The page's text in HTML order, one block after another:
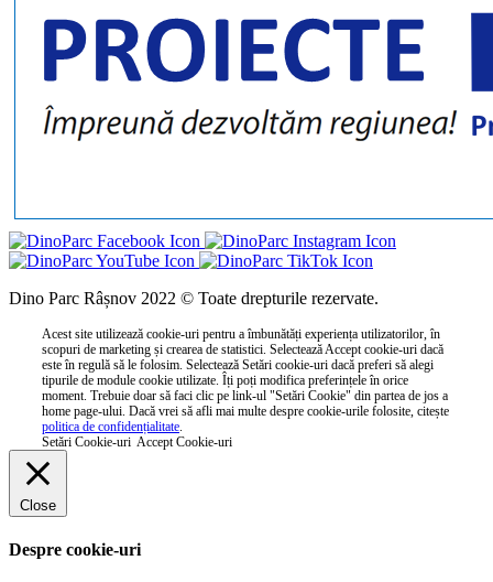
Dino Parc Râșnov 2022 © Toate drepturile rezervate.
Acest site utilizează cookie-uri pentru a îmbunătăți experiența utilizatorilor, în
scopuri de marketing și crearea de statistici. Selectează Accept cookie-uri dacă
este în regulă să le folosim. Selectează Setări cookie-uri dacă preferi să alegi
tipurile de module cookie utilizate. Îți poți modifica preferințele în orice
moment. Trebuie doar să faci clic pe link-ul "Setări Cookie" din partea de jos a
home page-ului. Dacă vrei să afli mai multe despre cookie-urile folosite, citește
politica de confidențialitate
Setări Cookie-uri Accept Cookie-uri
Close
Despre cookie-uri